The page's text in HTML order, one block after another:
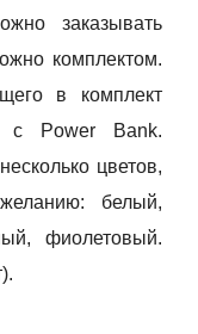
заказывать
комплектом.
в комплект
с Power Bank.
цветов,
белый,
фиолетовый.